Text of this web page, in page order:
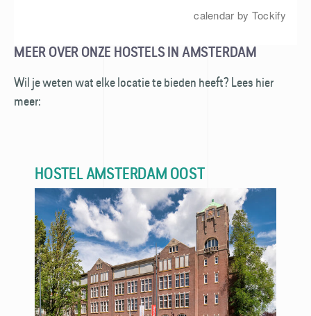
MEER OVER ONZE HOSTELS IN AMSTERDAM
Wil je weten wat elke locatie te bieden heeft? Lees hier
meer:
HOSTEL AMSTERDAM OOST